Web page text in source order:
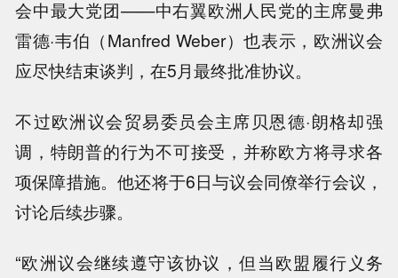
会中最大党团——中右翼欧洲人民党的主席曼弗
雷德·韦伯（Manfred Weber）也表示，欧洲议会
应尽快结束谈判，在5月最终批准协议。
不过欧洲议会贸易委员会主席贝恩德·朗格却强
调，特朗普的行为不可接受，并称欧方将寻求各
项保障措施。他还将于6日与议会同僚举行会议，
讨论后续步骤。
“欧洲议会继续遵守该协议，但当欧盟履行义务